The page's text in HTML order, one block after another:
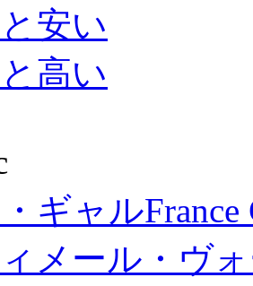
安い
高い
ギャルFrance
メール・ヴ